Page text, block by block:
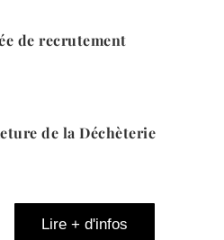
de recrutement
de la Déchèterie
Lire + d'infos